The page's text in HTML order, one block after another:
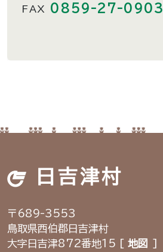
FAX 0859-27-0903
日吉津村
〒689-3553
鳥取県西伯郡日吉津村
大字日吉津872番地15 [ 地図
]